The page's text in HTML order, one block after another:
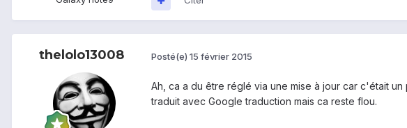
thelolo13008 Posté(e) 15 février 2015
Ah, ca a du être réglé via une mise à jour car c'était
traduit avec Google traduction mais ca reste flou.